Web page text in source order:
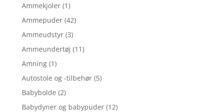
Ammekjoler (1)
Ammepuder (42)
Ammeudstyr (3)
Ammeundertøj (11)
Amning (1)
Autostole og -tilbehør (5)
Babybolde (2)
Babydyner og babypuder (12)